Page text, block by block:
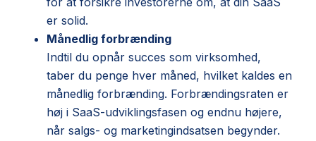
er solid.
Månedlig forbrænding
Indtil du opnår succes som virksomhed,
taber du penge hver måned, hvilket kaldes en
månedlig forbrænding. Forbrændingsraten er
høj i SaaS-udviklingsfasen og endnu højere,
når salgs- og marketingindsatsen begynder.